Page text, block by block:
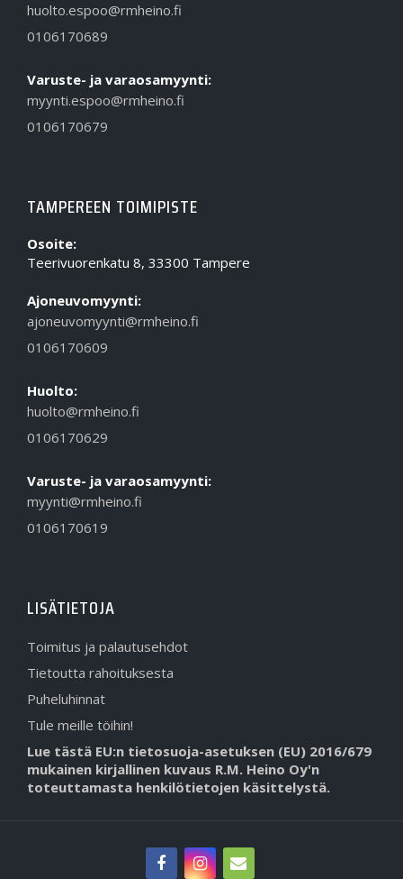
huolto.espoo@rmheino.fi
0106170689
Varuste- ja varaosamyynti:
myynti.espoo@rmheino.fi
0106170679
TAMPEREEN TOIMIPISTE
Osoite:
Teerivuorenkatu 8, 33300 Tampere
Ajoneuvomyynti:
ajoneuvomyynti@rmheino.fi
0106170609
Huolto:
huolto@rmheino.fi
0106170629
Varuste- ja varaosamyynti:
myynti@rmheino.fi
0106170619
LISÄTIETOJA
Toimitus ja palautusehdot
Tietoutta rahoituksesta
Puheluhinnat
Tule meille töihin!
Lue tästä EU:n tietosuoja-asetuksen (EU) 2016/679
mukainen kirjallinen kuvaus R.M. Heino Oy'n
toteuttamasta henkilötietojen käsittelystä.